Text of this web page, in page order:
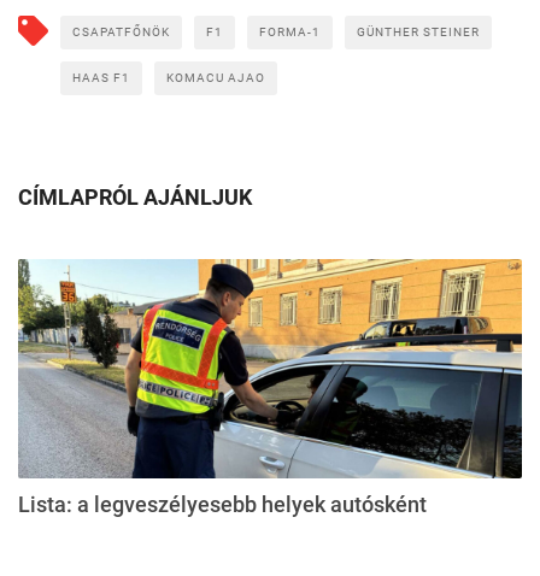
CSAPATFŐNÖK F1 FORMA-1 GÜNTHER STEINER
HAAS F1 KOMACU AJAO
CÍMLAPRÓL AJÁNLJUK
Lista: a legveszélyesebb helyek autósként